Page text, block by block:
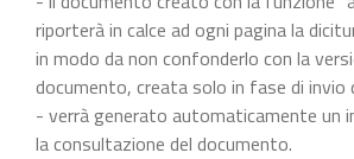
riporterà in calce ad ogni pagina la
in modo da non confonderlo con la
documento, creata solo in fase di invio
- verrà generato automaticamente un
la consultazione del documento.